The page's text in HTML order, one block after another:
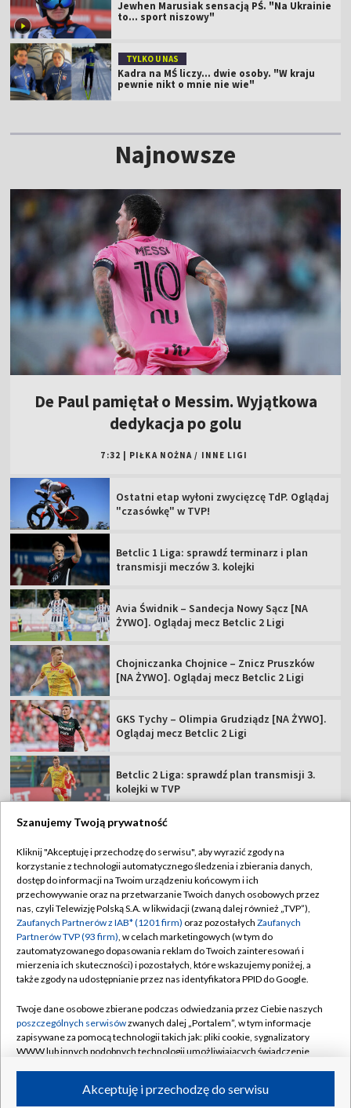
Jewhen Marusiak sensacją PŚ. "Na Ukrainie
to... sport niszowy"
TYLKO U NAS
Kadra na MŚ liczy... dwie osoby. "W kraju
pewnie nikt o mnie nie wie"
Najnowsze
De Paul pamiętał o Messim. Wyjątkowa
dedykacja po golu
7:32 PIŁKA NOŻNA / INNE LIGI
Ostatni etap wyłoni zwycięzcę TdP. Oglądaj
"czasówkę" w TVP!
Betclic 1 Liga: sprawdź terminarz i plan
transmisji meczów 3. kolejki
Avia Świdnik – Sandecja Nowy Sącz [NA
ŻYWO]. Oglądaj mecz Betclic 2 Ligi
Chojniczanka Chojnice – Znicz Pruszków
[NA ŻYWO]. Oglądaj mecz Betclic 2 Ligi
GKS Tychy – Olimpia Grudziądz [NA ŻYWO].
Oglądaj mecz Betclic 2 Ligi
Betclic 2 Liga: sprawdź plan transmisji 3.
kolejki w TVP
TVP
Abonament TVP
Sklep TVP
Biuro Reklamy
Oferta Handlowa
Emisja w TVP
Rada Programowa
Ogłoszenia przetargowe
Akademia Telewizyjna
Regulamin TVP
Polityka prywatności
Moje zgody
Biuro reklamy
Kanały
©2026 Telewizja Polska Spółka Akcyjna w likwidacji
Szanujemy Twoją prywatność
Kliknij "Akceptuję i przechodzę do serwisu", aby wyrazić zgody na
korzystanie z technologii automatycznego śledzenia i zbierania danych,
dostęp do informacji na Twoim urządzeniu końcowym i ich
przechowywanie oraz na przetwarzanie Twoich danych osobowych przez
nas, czyli Telewizję Polską S.A. w likwidacji (zwaną dalej również „TVP”),
Zaufanych Partnerów z IAB* (1201 firm) oraz pozostałych Zaufanych
Partnerów TVP (93 firm), w celach marketingowych (w tym do
zautomatyzowanego dopasowania reklam do Twoich zainteresowań i
mierzenia ich skuteczności) i pozostałych, które wskazujemy poniżej, a
także zgody na udostępnianie przez nas identyfikatora PPID do Google.
Twoje dane osobowe zbierane podczas odwiedzania przez Ciebie naszych
poszczególnych serwisówzwanych dalej „Portalem”, w tym informacje
zapisywane za pomocą technologii takich jak: pliki cookie, sygnalizatory
WWW lub innych podobnych technologii umożliwiających świadczenie
ruchu w Internecie.Akceptuję i przechodzę do serwisu